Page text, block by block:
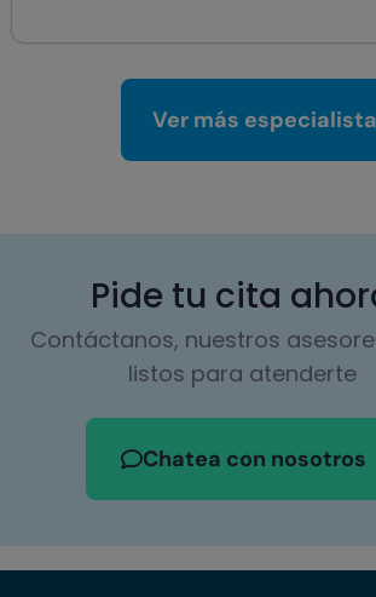
Ver más
Pide tu cita
Contáctanos, nuestros
listos para atenderte
Chatea con nosotros